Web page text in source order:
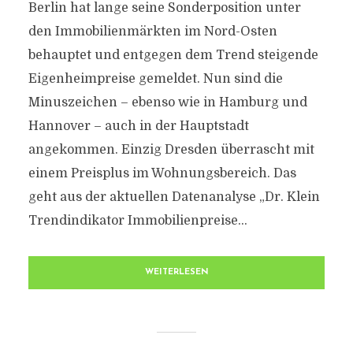
Berlin hat lange seine Sonderposition unter
den Immobilienmärkten im Nord-Osten
behauptet und entgegen dem Trend steigende
Eigenheimpreise gemeldet. Nun sind die
Minuszeichen – ebenso wie in Hamburg und
Hannover – auch in der Hauptstadt
angekommen. Einzig Dresden überrascht mit
einem Preisplus im Wohnungsbereich. Das
geht aus der aktuellen Datenanalyse „Dr. Klein
Trendindikator Immobilienpreise...
WEITERLESEN